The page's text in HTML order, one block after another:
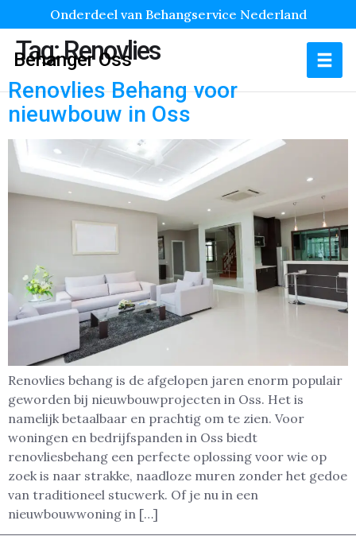
Onderdeel van Behangservice Nederland
Behanger Oss
Tag:Renovlies
Renovlies Behang voor
nieuwbouw in Oss
Renovlies behang is de afgelopen jaren enorm populair
geworden bij nieuwbouwprojecten in Oss. Het is
namelijk betaalbaar en prachtig om te zien. Voor
woningen en bedrijfspanden in Oss biedt
renovliesbehang een perfecte oplossing voor wie op
zoek is naar strakke, naadloze muren zonder het gedoe
van traditioneel stucwerk. Of je nu in een
nieuwbouwwoning in […]